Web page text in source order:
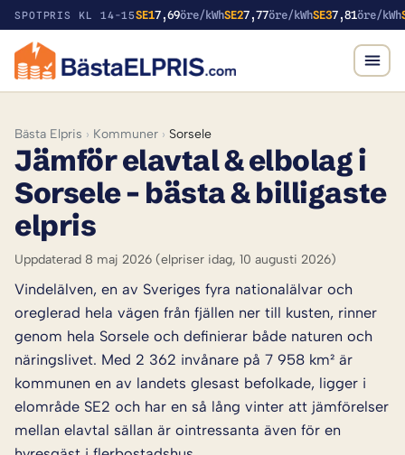
SPOTPRIS KL 14-15SE17,69öre/kWhSE27,77öre/kWhSE37,81öre/kWh
Bästa Elpris › Kommuner › Sorsele
Jämför elavtal & elbolag i
Sorsele – bästa & billigaste
elpris
Uppdaterad 8 maj 2026 (elpriser idag, 10 augusti 2026)
Vindelälven, en av Sveriges fyra nationalälvar och
oreglerad hela vägen från fjällen ner till kusten, rinner
genom hela Sorsele och definierar både naturen och
näringslivet. Med 2 362 invånare på 7 958 km² är
kommunen en av landets glesast befolkade, ligger i
elområde SE2 och har en så lång vinter att jämförelser
mellan elavtal sällan är ointressanta även för en